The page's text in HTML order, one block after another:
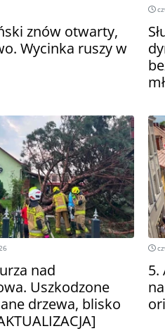
znów otwarty,
Wycinka ruszy w
nad
Uszkodzone
drzewa, blisko
5.